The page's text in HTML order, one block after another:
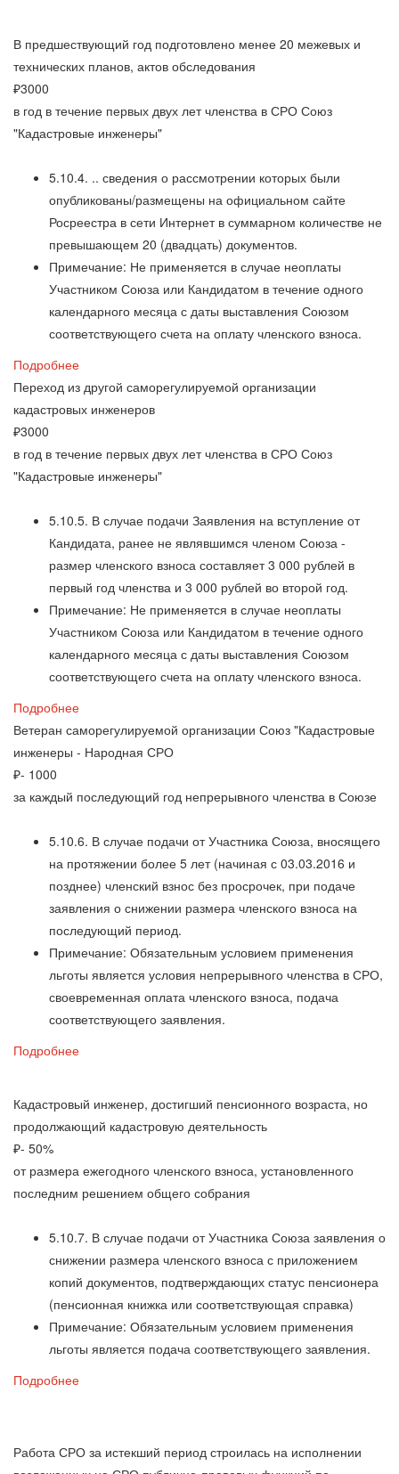
В предшествующий год подготовлено менее 20 межевых и
технических планов, актов обследования
₽3000
в год в течение первых двух лет членства в СРО Союз
"Кадастровые инженеры"
5.10.4. .. сведения о рассмотрении которых были
опубликованы/размещены на официальном сайте
Росреестра в сети Интернет в суммарном количестве не
превышающем 20 (двадцать) документов.
Примечание: Не применяется в случае неоплаты
Участником Союза или Кандидатом в течение одного
календарного месяца с даты выставления Союзом
соответствующего счета на оплату членского взноса.
Подробнее
Переход из другой саморегулируемой организации
кадастровых инженеров
₽3000
в год в течение первых двух лет членства в СРО Союз
"Кадастровые инженеры"
5.10.5. В случае подачи Заявления на вступление от
Кандидата, ранее не являвшимся членом Союза -
размер членского взноса составляет 3 000 рублей в
первый год членства и 3 000 рублей во второй год.
Примечание: Не применяется в случае неоплаты
Участником Союза или Кандидатом в течение одного
календарного месяца с даты выставления Союзом
соответствующего счета на оплату членского взноса.
Подробнее
Ветеран саморегулируемой организации Союз "Кадастровые
инженеры - Народная СРО
₽- 1000
за каждый последующий год непрерывного членства в Союзе
5.10.6. В случае подачи от Участника Союза, вносящего
на протяжении более 5 лет (начиная с 03.03.2016 и
позднее) членский взнос без просрочек, при подаче
заявления о снижении размера членского взноса на
последующий период.
Примечание: Обязательным условием применения
льготы является условия непрерывного членства в СРО,
своевременная оплата членского взноса, подача
соответствующего заявления.
Подробнее
Кадастровый инженер, достигший пенсионного возраста, но
продолжающий кадастровую деятельность
₽- 50%
от размера ежегодного членского взноса, установленного
последним решением общего собрания
5.10.7. В случае подачи от Участника Союза заявления о
снижении размера членского взноса с приложением
копий документов, подтверждающих статус пенсионера
(пенсионная книжка или соответствующая справка)
Примечание: Обязательным условием применения
льготы является подача соответствующего заявления.
Подробнее
Работа СРО за истекший период строилась на исполнении